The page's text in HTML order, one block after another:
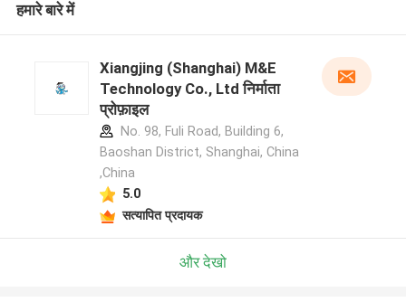
हमारे बारे में
Xiangjing (Shanghai) M&E
Technology Co., Ltd निर्माता
प्रोफ़ाइल
No. 98, Fuli Road, Building 6,
Baoshan District, Shanghai, China
,China
5.0
सत्यापित प्रदायक
और देखो